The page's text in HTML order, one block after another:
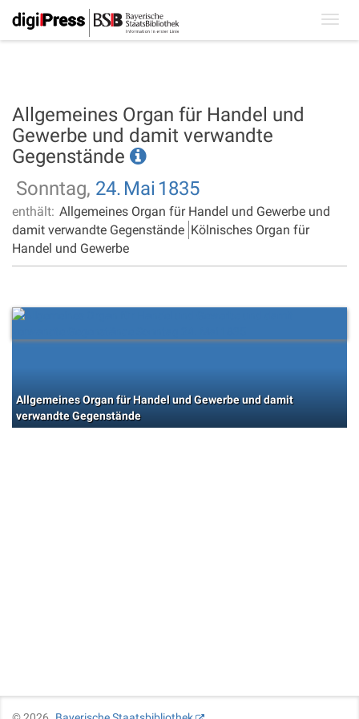
Allgemeines Organ für Handel und
Gewerbe und damit verwandte
Gegenstände
Sonntag, 24. Mai 1835
enthält: Allgemeines Organ für Handel und Gewerbe und
damit verwandte Gegenstände Kölnisches Organ für
Handel und Gewerbe
Allgemeines Organ für Handel und Gewerbe und damit
verwandte Gegenstände